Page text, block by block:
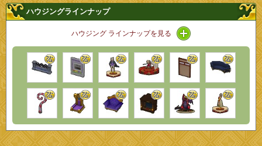
ハウジングラインナップ
ハウジング ラインナップを見る アイコン / ラインナ